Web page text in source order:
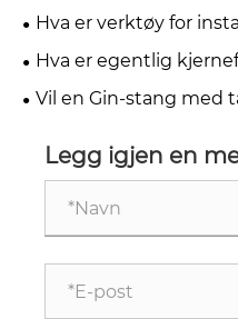
kabel redusere
Hva er verktøy for
kabeler og hvordan
prosjekteffektiviteten?
Hva er egentlig
ginstang og en kran for
Vil en Gin-stang med
Legg igjen en